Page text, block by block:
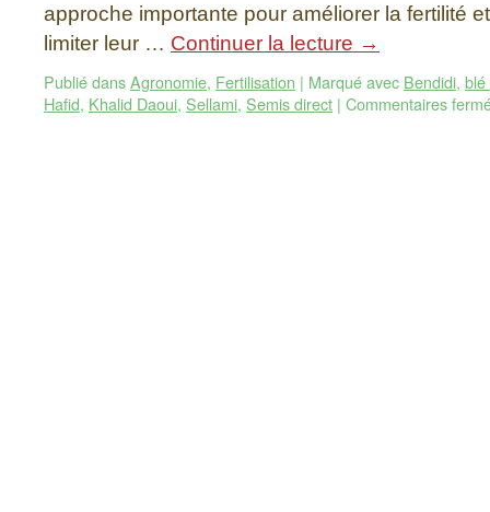
approche importante pour améliorer la fertilité
limiter leur … Continuer la lecture →
Publié dansAgronomie, Fertilisation | Marqué avec Bendidi, blé
Hafid, Khalid Daoui, Sellami, Semis direct | Commentaires